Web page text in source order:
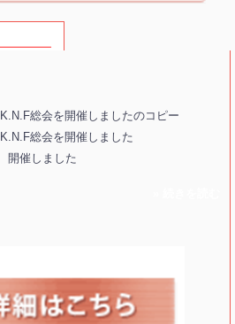
総会を開催しましたのコピー
総会を開催しました
開催しました